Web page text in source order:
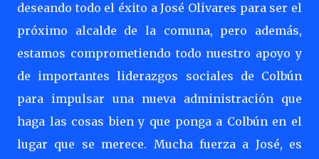
deseando todo el éxito a José Olivares para ser el
próximo alcalde de la comuna, pero además,
estamos comprometiendo todo nuestro apoyo y
de importantes liderazgos sociales de Colbún
para impulsar una nueva administración que
haga las cosas bien y que ponga a Colbún en el
lugar que se merece. Mucha fuerza a José, es